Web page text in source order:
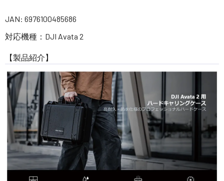
SEKIDO 会社概要
JAN: 6976100485686
対応機種：DJI Avata 2
【製品紹介】